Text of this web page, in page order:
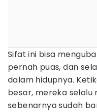
Sifat ini bisa
pernah puas, dan
dalam hidupnya.
besar, mereka selalu
sebenarnya sudah